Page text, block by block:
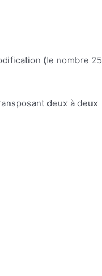
(le nombre
deux à deux